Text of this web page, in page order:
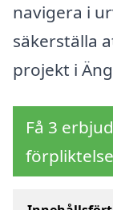
navigera i
säkerställa
projekt i
Få 3